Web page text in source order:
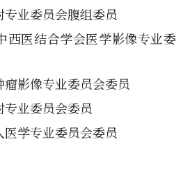
业委员会腹组委员
西医结合学会医学影像专业委
影像专业委员会委员
业委员会委员
学专业委员会委员